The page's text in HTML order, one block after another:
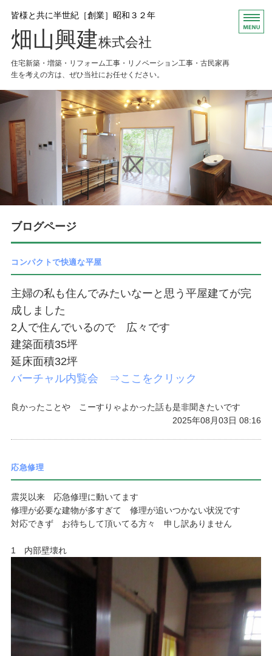
皆様と共に半世紀［創業］昭和３２年
畑山興建株式会社
住宅新築・増築・リフォーム工事・リノベーション工事・古民家再
生を考えの方は、ぜひ当社にお任せください。
HOME
お知らせ
会社概要
Ｑ＆Ａ
お問い合わせ
ブログページ
コンパクトで快適な平屋
主婦の私も住んでみたいなーと思う平屋建てが完
成しました
2人で住んでいるので 広々です
建築面積35坪
延床面積32坪
バーチャル内覧会 ⇒ここをクリック
良かったことや こーすりゃよかった話も是非聞きたいです
2025年08月03日 08:16
応急修理
震災以来 応急修理に動いてます
修理が必要な建物が多すぎて 修理が追いつかない状況です
対応できず お待ちして頂いてる方々 申し訳ありません
1 内部壁壊れ